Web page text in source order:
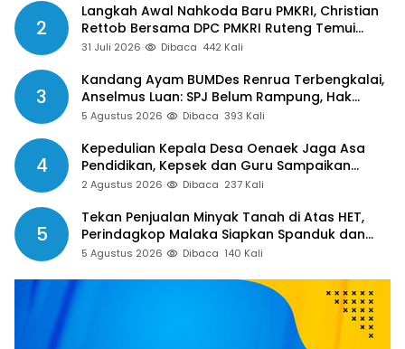
2
Langkah Awal Nahkoda Baru PMKRI, Christian
Rettob Bersama DPC PMKRI Ruteng Temui
Bupati Manggarai Perkuat Kolaborasi Masa
31 Juli 2026 Dibaca 442 Kali
3
Kandang Ayam BUMDes Renrua Terbengkalai,
Anselmus Luan: SPJ Belum Rampung, Hak
Aparat Desa Sejak Januari Belum Dibayar
5 Agustus 2026 Dibaca 393 Kali
4
Kepedulian Kepala Desa Oenaek Jaga Asa
Pendidikan, Kepsek dan Guru Sampaikan
Apresiasi
2 Agustus 2026 Dibaca 237 Kali
5
Tekan Penjualan Minyak Tanah di Atas HET,
Perindagkop Malaka Siapkan Spanduk dan
Nomor Pengaduan
5 Agustus 2026 Dibaca 140 Kali